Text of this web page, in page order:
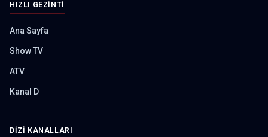
HIZLI GEZINTI
Ana Sayfa
Show TV
ATV
Kanal D
DIZI KANALLARI